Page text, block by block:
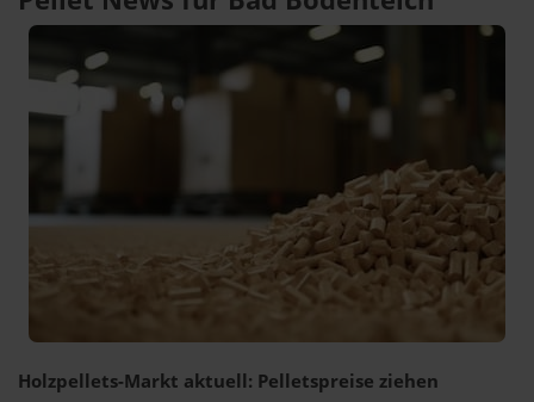
Holzpellets-Markt aktuell: Pelletspreise ziehen